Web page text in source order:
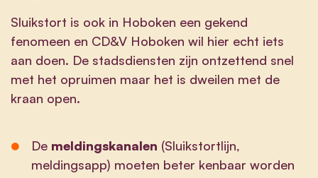
Sluikstort is ook in Hoboken een gekend
fenomeen en CD&V Hoboken wil hier echt iets
aan doen. De stadsdiensten zijn ontzettend snel
met het opruimen maar het is dweilen met de
kraan open.
De meldingskanalen (Sluikstortlijn,
meldingsapp) moeten beter kenbaar worden